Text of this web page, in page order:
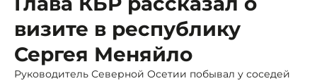
визите в республику
Сергея Меняйло
Руководитель Северной Осетии побывал у соседей